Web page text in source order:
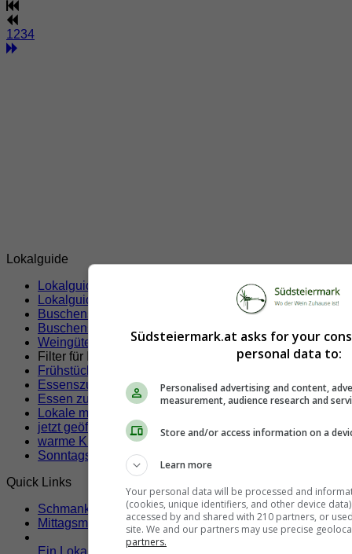
1 234
Lokalguide
Lokalguide Südsteiermark
Lokalguide Kitzeck im Sausal
Buschenschenken, Weingüter und Heurigen
Buschenschank
Weingüter
Filter für Ihre Suche!
Frühstücken
Essenszustellung
Essen zum Mitnehmen
Lokale mit Klimaanlage
jetzt geöffnete Lokale
warme Küche jetzt
Sonntags geöffnete Lokale
Quick Links
Schmankerltage
Mittagsmenü
Ein Lokal hier eintragen!
Südsteiermark.at asks for your
personal data to:
Personalised advertising and content,
measurement, audience research and
Store and/or access information on a
Learn more
Your personal data will be processed and
(cookies, unique identifiers, and other device
accessed by and shared with 210 partners, or
site. We and our partners may use precise
partners.